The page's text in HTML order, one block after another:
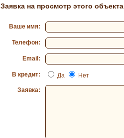
Заявка на просмотр этого объекта
Ваше имя:
Телефон:
Email:
В кредит: Да Нет
Заявка: